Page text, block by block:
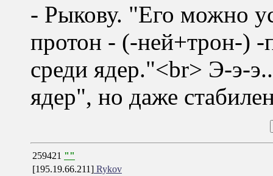
- Рыкову. "Его можно
протон - (-ней+трон-) -
среди ядер."<br> Э-э-
ядер", но даже
259421 ""
[195.19.66.211] Rykov